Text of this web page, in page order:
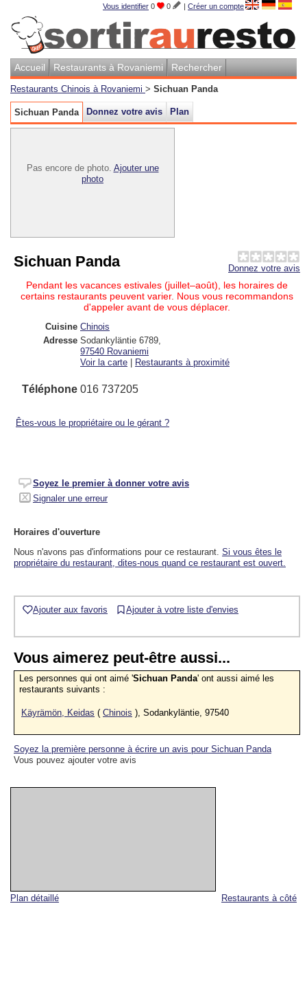
Vous identifier 0 0 | Créer un compte
Accueil Restaurants à Rovaniemi Rechercher
Restaurants Chinois à Rovaniemi > Sichuan Panda
Sichuan Panda Donnez votre avis Plan
Pas encore de photo. Ajouter une
photo
Restaurants à côté
Plan détaillé
Donnez votre avis
Sichuan Panda
Pendant les vacances estivales (juillet–août), les horaires de
certains restaurants peuvent varier. Nous vous recommandons
d'appeler avant de vous déplacer.
Cuisine Chinois
Adresse Sodankyläntie 6789
97540 Rovaniemi
Voir la carte
Restaurants à proximité
Téléphone 016 737205
Êtes-vous le propriétaire ou le gérant ?
Soyez le premier à donner votre avis
Signaler une erreur
Horaires d'ouverture
Nous n'avons pas d'informations pour ce restaurant. Si vous êtes le
propriétaire du restaurant, dites-nous quand ce restaurant est ouvert.
Ajouter aux favoris Ajouter à votre liste d'envies
Vous aimerez peut-être aussi...
Les personnes qui ont aimé 'Sichuan Panda' ont aussi aimé les
restaurants suivants :
Käyrämön, Keidas ( Chinois ), Sodankyläntie, 97540
Soyez la première personne à écrire un avis pour Sichuan Panda
Vous pouvez ajouter votre avis